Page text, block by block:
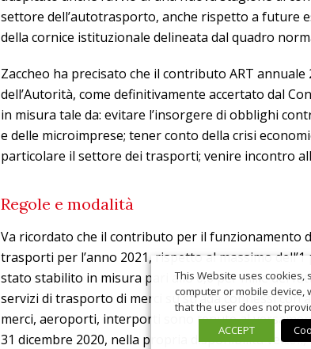
settore dell’autotrasporto, anche rispetto a future
della cornice istituzionale delineata dal quadro
Zaccheo ha precisato che il contributo ART
dell’Autorità, come definitivamente accertato dal
in misura tale da: evitare l’insorgere di obblighi
e delle microimprese; tener conto della crisi
particolare il settore dei trasporti; venire incontro
Regole e modalità
Va ricordato che il contributo per il funzionamento
trasporti per l’anno 2021, rispetto al massimo
stato stabilito in misura pari allo 0,6 per mille del
servizi di trasporto di merci su strada connessi
merci, aeroporti, interporti sono tenute al
31 dicembre 2020, nella propria disponibilità veicoli,
This Website uses cookies,
computer or mobile device,
that the user does not
ACCEPT